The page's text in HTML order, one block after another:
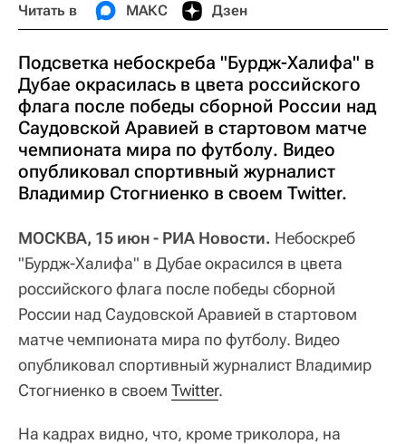
Читать в МАКС Дзен
Подсветка небоскреба "Бурдж-Халифа" в
Дубае окрасилась в цвета российского
флага после победы сборной России над
Саудовской Аравией в стартовом матче
чемпионата мира по футболу. Видео
опубликовал спортивный журналист
Владимир Стогниенко в своем Twitter.
МОСКВА, 15 июн - РИА Новости. Небоскреб
"Бурдж-Халифа" в Дубае окрасился в цвета
российского флага после победы сборной
России над Саудовской Аравией в стартовом
матче чемпионата мира по футболу. Видео
опубликовал спортивный журналист Владимир
Стогниенко в своем Twitter.
​На кадрах видно, что, кроме триколора, на